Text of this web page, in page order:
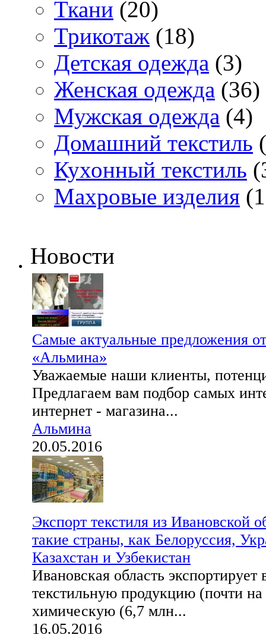
Ткани (20)
Трикотаж (18)
Детская одежда (3)
Женская одежда (36)
Мужская одежда (4)
Домашний текстиль
Кухонный текстиль
Махровые изделия
Новости
Самые актуальные предложения
«Альмина»
Уважаемые наши клиенты,
Предлагаем вам подбор самых
интернет - магазина...
Альмина
20.05.2016
Экспорт текстиля из Ивановской
такие страны, как Белоруссия,
Казахстан и Узбекистан
Ивановская область экспортирует
текстильную продукцию (почти
химическую (6,7 млн...
16.05.2016